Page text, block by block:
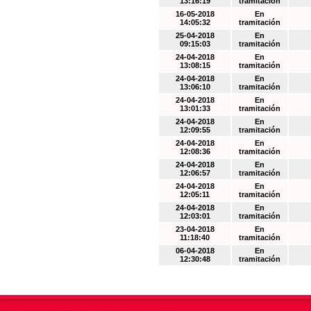
16-05-2018
14:05:32
En
tramitación
25-04-2018
09:15:03
En
tramitación
24-04-2018
13:08:15
En
tramitación
24-04-2018
13:06:10
En
tramitación
24-04-2018
13:01:33
En
tramitación
24-04-2018
12:09:55
En
tramitación
24-04-2018
12:08:36
En
tramitación
24-04-2018
12:06:57
En
tramitación
24-04-2018
12:05:11
En
tramitación
24-04-2018
12:03:01
En
tramitación
23-04-2018
11:18:40
En
tramitación
06-04-2018
12:30:48
En
tramitación